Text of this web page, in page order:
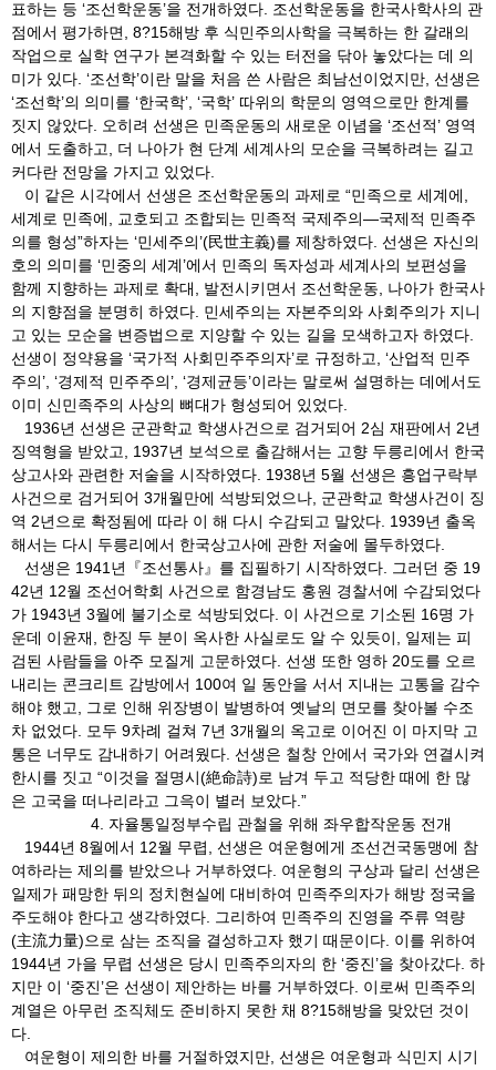
표하는 등 ‘조선학운동’을 전개하였다. 조선학운동을 한국사학사의 관
점에서 평가하면, 8?15해방 후 식민주의사학을 극복하는 한 갈래의
작업으로 실학 연구가 본격화할 수 있는 터전을 닦아 놓았다는 데 의
미가 있다. ‘조선학’이란 말을 처음 쓴 사람은 최남선이었지만, 선생은
‘조선학’의 의미를 ‘한국학’, ‘국학’ 따위의 학문의 영역으로만 한계를
짓지 않았다. 오히려 선생은 민족운동의 새로운 이념을 ‘조선적’ 영역
에서 도출하고, 더 나아가 현 단계 세계사의 모순을 극복하려는 길고
커다란 전망을 가지고 있었다.
이 같은 시각에서 선생은 조선학운동의 과제로 “민족으로 세계에,
세계로 민족에, 교호되고 조합되는 민족적 국제주의―국제적 민족주
의를 형성”하자는 ‘민세주의’(民世主義)를 제창하였다. 선생은 자신의
호의 의미를 ‘민중의 세계’에서 민족의 독자성과 세계사의 보편성을
함께 지향하는 과제로 확대, 발전시키면서 조선학운동, 나아가 한국사
의 지향점을 분명히 하였다. 민세주의는 자본주의와 사회주의가 지니
고 있는 모순을 변증법으로 지양할 수 있는 길을 모색하고자 하였다.
선생이 정약용을 ‘국가적 사회민주주의자’로 규정하고, ‘산업적 민주
주의’, ‘경제적 민주주의’, ‘경제균등’이라는 말로써 설명하는 데에서도
이미 신민족주의 사상의 뼈대가 형성되어 있었다.
1936년 선생은 군관학교 학생사건으로 검거되어 2심 재판에서 2년
징역형을 받았고, 1937년 보석으로 출감해서는 고향 두릉리에서 한국
상고사와 관련한 저술을 시작하였다. 1938년 5월 선생은 흥업구락부
사건으로 검거되어 3개월만에 석방되었으나, 군관학교 학생사건이 징
역 2년으로 확정됨에 따라 이 해 다시 수감되고 말았다. 1939년 출옥
해서는 다시 두릉리에서 한국상고사에 관한 저술에 몰두하였다.
선생은 1941년『조선통사』를 집필하기 시작하였다. 그러던 중 19
42년 12월 조선어학회 사건으로 함경남도 홍원 경찰서에 수감되었다
가 1943년 3월에 불기소로 석방되었다. 이 사건으로 기소된 16명 가
운데 이윤재, 한징 두 분이 옥사한 사실로도 알 수 있듯이, 일제는 피
검된 사람들을 아주 모질게 고문하였다. 선생 또한 영하 20도를 오르
내리는 콘크리트 감방에서 100여 일 동안을 서서 지내는 고통을 감수
해야 했고, 그로 인해 위장병이 발병하여 옛날의 면모를 찾아볼 수조
차 없었다. 모두 9차례 걸쳐 7년 3개월의 옥고로 이어진 이 마지막 고
통은 너무도 감내하기 어려웠다. 선생은 철창 안에서 국가와 연결시켜
한시를 짓고 “이것을 절명시(絶命詩)로 남겨 두고 적당한 때에 한 많
은 고국을 떠나리라고 그윽이 별러 보았다.”
4. 자율통일정부수립 관철을 위해 좌우합작운동 전개
1944년 8월에서 12월 무렵, 선생은 여운형에게 조선건국동맹에 참
여하라는 제의를 받았으나 거부하였다. 여운형의 구상과 달리 선생은
일제가 패망한 뒤의 정치현실에 대비하여 민족주의자가 해방 정국을
주도해야 한다고 생각하였다. 그리하여 민족주의 진영을 주류 역량
(主流力量)으로 삼는 조직을 결성하고자 했기 때문이다. 이를 위하여
1944년 가을 무렵 선생은 당시 민족주의자의 한 ‘중진’을 찾아갔다. 하
지만 이 ‘중진’은 선생이 제안하는 바를 거부하였다. 이로써 민족주의
계열은 아무런 조직체도 준비하지 못한 채 8?15해방을 맞았던 것이
다.
여운형이 제의한 바를 거절하였지만, 선생은 여운형과 식민지 시기